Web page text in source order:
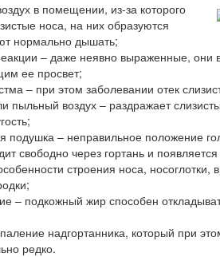
в помещении, из-за которого
носа, на них образуются
нормально дышать;
– даже неявно выраженные, они
ее просвет;
– при этом заболевании отек
пыльный воздух – раздражает
подушка – неправильное положение
свободно через гортань и
строения носа,
– подкожный жир способен
надгортанника, который при
редко.